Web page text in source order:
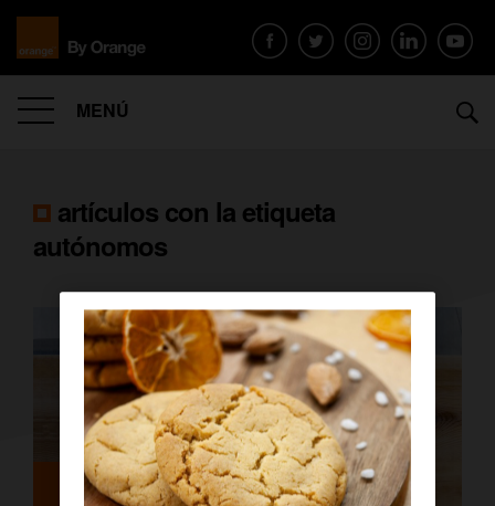
MENÚ
artículos con la etiqueta
autónomos
Empresas